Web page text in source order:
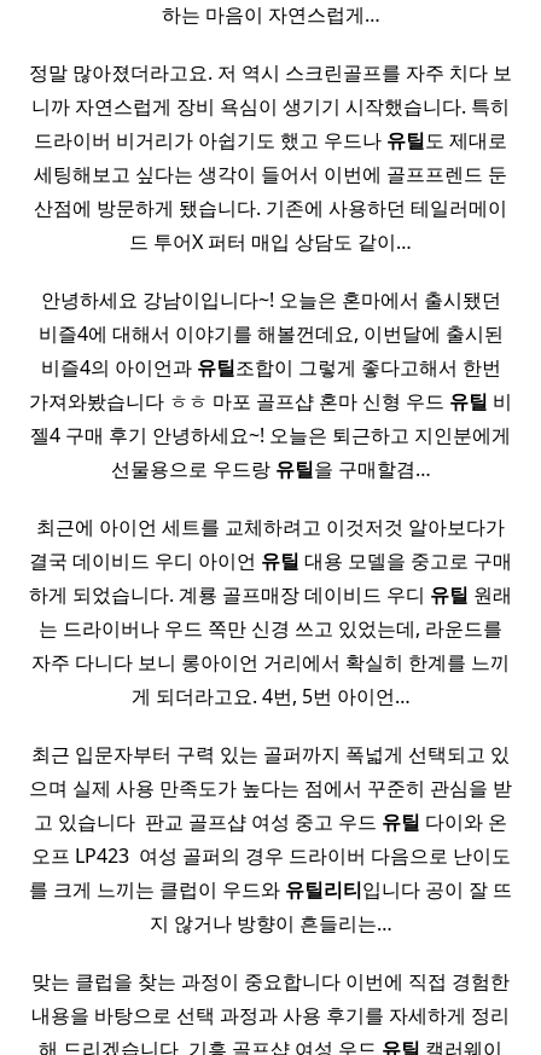
하는 마음이 자연스럽게…
정말 많아졌더라고요. 저 역시 스크린골프를 자주 치다 보
니까 자연스럽게 장비 욕심이 생기기 시작했습니다. 특히
드라이버 비거리가 아쉽기도 했고 우드나 유틸도 제대로
세팅해보고 싶다는 생각이 들어서 이번에 골프프렌드 둔
산점에 방문하게 됐습니다. 기존에 사용하던 테일러메이
드 투어X 퍼터 매입 상담도 같이…
안녕하세요 강남이입니다~! 오늘은 혼마에서 출시됐던
비즐4에 대해서 이야기를 해볼껀데요, 이번달에 출시된
비즐4의 아이언과 유틸조합이 그렇게 좋다고해서 한번
가져와봤습니다 ㅎㅎ 마포 골프샵 혼마 신형 우드 유틸 비
젤4 구매 후기 안녕하세요~! 오늘은 퇴근하고 지인분에게
선물용으로 우드랑 유틸을 구매할겸…
최근에 아이언 세트를 교체하려고 이것저것 알아보다가
결국 데이비드 우디 아이언 유틸 대용 모델을 중고로 구매
하게 되었습니다. 계룡 골프매장 데이비드 우디 유틸 원래
는 드라이버나 우드 쪽만 신경 쓰고 있었는데, 라운드를
자주 다니다 보니 롱아이언 거리에서 확실히 한계를 느끼
게 되더라고요. 4번, 5번 아이언…
최근 입문자부터 구력 있는 골퍼까지 폭넓게 선택되고 있
으며 실제 사용 만족도가 높다는 점에서 꾸준히 관심을 받
고 있습니다 ​ 판교 골프샵 여성 중고 우드 유틸 다이와 온
오프 LP423 ​ 여성 골퍼의 경우 드라이버 다음으로 난이도
를 크게 느끼는 클럽이 우드와 유틸리티입니다 공이 잘 뜨
지 않거나 방향이 흔들리는…
맞는 클럽을 찾는 과정이 중요합니다 이번에 직접 경험한
내용을 바탕으로 선택 과정과 사용 후기를 자세하게 정리
해 드리겠습니다 ​ 기흥 골프샵 여성 우드 유틸 캘러웨이